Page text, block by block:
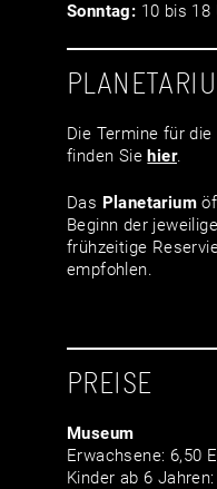
Sonntag: 10 bis 18
Die Termine für die
finden Siehier.
Das Planetarium
Beginn der
frühzeitige
empfohlen.
PREISE
Museum
Erwachsene: 6,50
Kinder ab 6